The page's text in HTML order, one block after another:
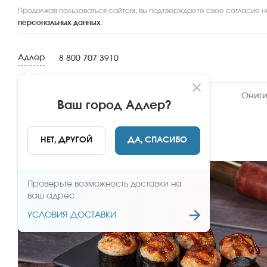
Продолжая пользоваться сайтом, вы подтверждаете свое согласие
персональных данных.
Адлер
Ваш город Адлер?
НЕТ, ДРУГОЙ ДА, СПАСИБО
Проверьте возможность доставки на
ваш адрес
УСЛОВИЯ ДОСТАВКИ
8 800 707 3910
НАЗАД